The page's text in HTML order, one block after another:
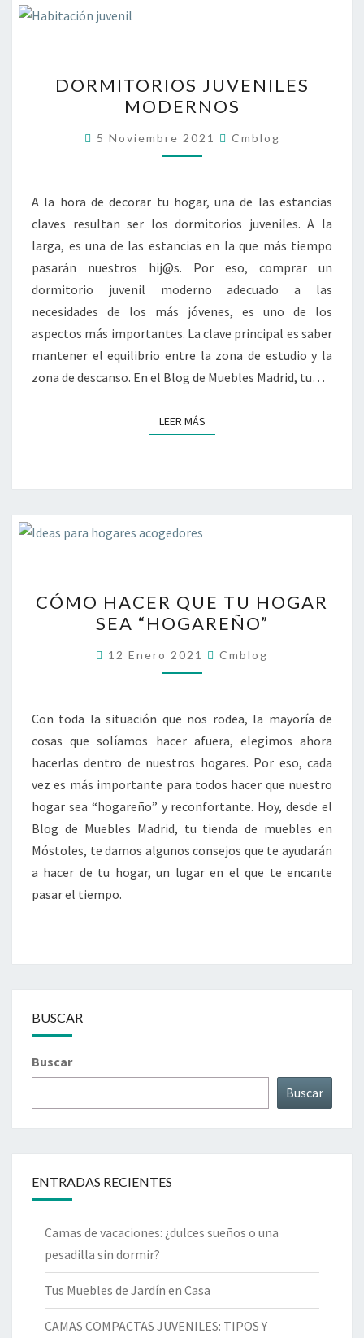
JUVENILES
MODERNOS
DORMITORIOS JUVENILES
MODERNOS
5 Noviembre 2021 Cmblog
A la hora de decorar tu hogar, una de las estancias
claves resultan ser los dormitorios juveniles. A la
larga, es una de las estancias en la que más tiempo
pasarán nuestros hij@s. Por eso, comprar un
dormitorio juvenil moderno adecuado a las
necesidades de los más jóvenes, es uno de los
aspectos más importantes. La clave principal es saber
mantener el equilibrio entre la zona de estudio y la
zona de descanso. En el Blog de Muebles Madrid, tu…
LEER MÁSLEER MÁS
HACER
QUE
TU
HOGAR
“HOGAREÑO”
CÓMO HACER QUE TU HOGAR
SEA “HOGAREÑO”
12 Enero 2021 Cmblog
Con toda la situación que nos rodea, la mayoría de
cosas que solíamos hacer afuera, elegimos ahora
hacerlas dentro de nuestros hogares. Por eso, cada
vez es más importante para todos hacer que nuestro
hogar sea “hogareño” y reconfortante. Hoy, desde el
Blog de Muebles Madrid, tu tienda de muebles en
Móstoles, te damos algunos consejos que te ayudarán
a hacer de tu hogar, un lugar en el que te encante
pasar el tiempo.
BUSCAR
Buscar
Buscar
ENTRADAS RECIENTES
Camas de vacaciones: ¿dulces sueños o una
pesadilla sin dormir?
Tus Muebles de Jardín en Casa
CAMAS COMPACTAS JUVENILES: TIPOS Y